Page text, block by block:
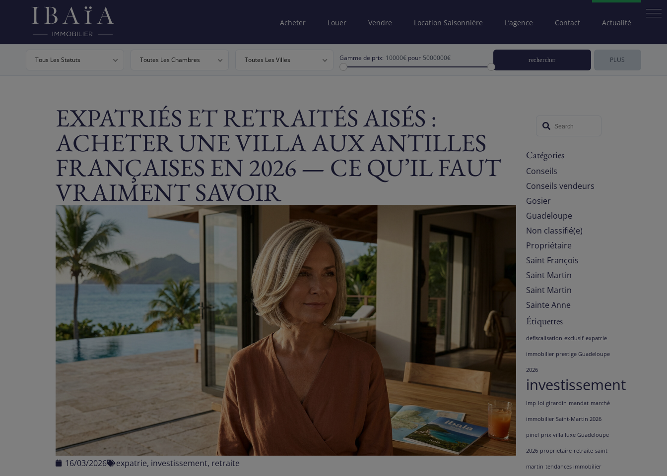
Acheter Louer Vendre Location Saisonnière L’agence Contact Actualité
Tous Les Statuts Toutes Les Chambres Toutes Les Villes Gamme de prix: 10000€ pour 5000000€ PLUS
EXPATRIÉS ET RETRAITÉS AISÉS :
ACHETER UNE VILLA AUX ANTILLES
FRANÇAISES EN 2026 — CE QU’IL FAUT
VRAIMENT SAVOIR
16/03/2026 expatrie, investissement, retraite
Catégories
Conseils
Conseils vendeurs
Gosier
Guadeloupe
Non classifié(e)
Propriétaire
Saint François
Saint Martin
Saint Martin
Sainte Anne
Étiquettes
defiscalisation exclusif expatrie
immobilier prestige Guadeloupe
2026
investissement
lmp loi girardin mandat marché
immobilier Saint-Martin 2026
pinel prix villa luxe Guadeloupe
2026 proprietaire retraite saint-
martin tendances immobilier